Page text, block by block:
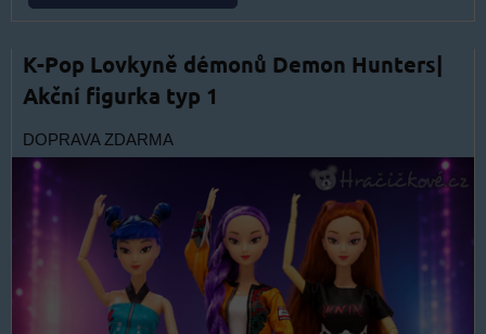
K-Pop Lovkyně démonů Demon Hunters|
Akční figurka typ 1
DOPRAVA ZDARMA